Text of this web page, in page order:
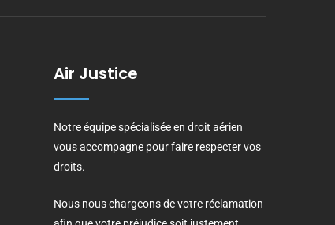
Air Justice
Notre équipe spécialisée en droit aérien
vous accompagne pour faire respecter vos
droits.
Nous nous chargeons de votre réclamation